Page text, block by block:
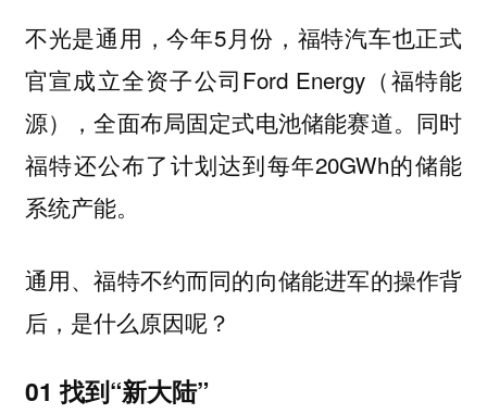
不光是通用，今年5月份，福特汽车也正式
官宣成立全资子公司Ford Energy（福特能
源），全面布局固定式电池储能赛道。同时
福特还公布了计划达到每年20GWh的储能
系统产能。
通用、福特不约而同的向储能进军的操作背
后，是什么原因呢？
01 找到“新大陆”